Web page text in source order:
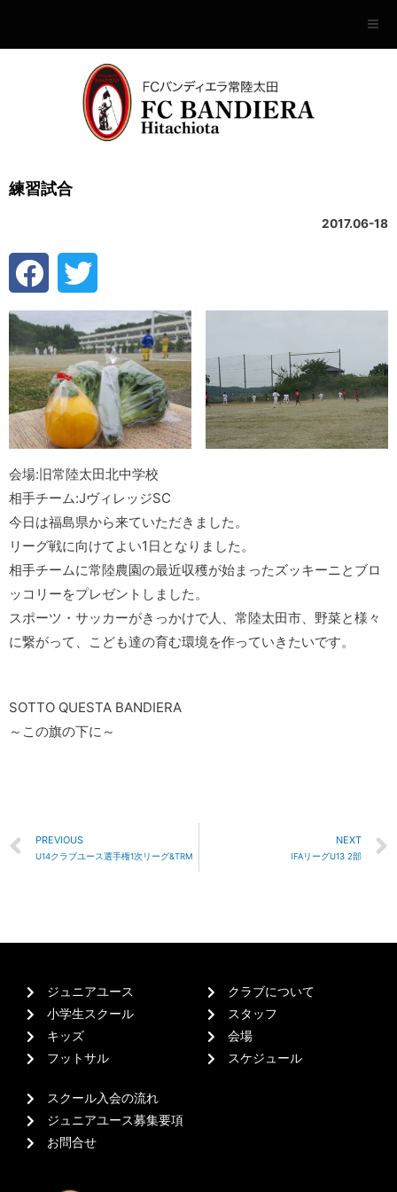
練習試合
2017.06-18
会場:旧常陸太田北中学校
相手チーム:JヴィレッジSC
今日は福島県から来ていただきました。
リーグ戦に向けてよい1日となりました。
相手チームに常陸農園の最近収穫が始まったズッキーニとブロ
ッコリーをプレゼントしました。
スポーツ・サッカーがきっかけで人、常陸太田市、野菜と様々
に繋がって、こども達の育む環境を作っていきたいです。
SOTTO QUESTA BANDIERA
～この旗の下に～
PREVIOUS
U14クラブユース選手権1次リーグ&TRM
NEXT
IFAリーグU13 2部
ジュニアユース
小学生スクール
キッズ
フットサル
クラブについて
スタッフ
会場
スケジュール
スクール入会の流れ
ジュニアユース募集要項
お問合せ